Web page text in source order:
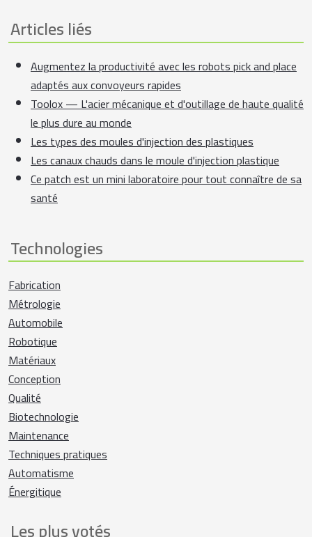
Articles liés
Augmentez la productivité avec les robots pick and place
adaptés aux convoyeurs rapides
Toolox — L'acier mécanique et d'outillage de haute qualité
le plus dure au monde
Les types des moules d'injection des plastiques
Les canaux chauds dans le moule d'injection plastique
Ce patch est un mini laboratoire pour tout connaître de sa
santé
Technologies
Fabrication
Métrologie
Automobile
Robotique
Matériaux
Conception
Qualité
Biotechnologie
Maintenance
Techniques pratiques
Automatisme
Énergitique